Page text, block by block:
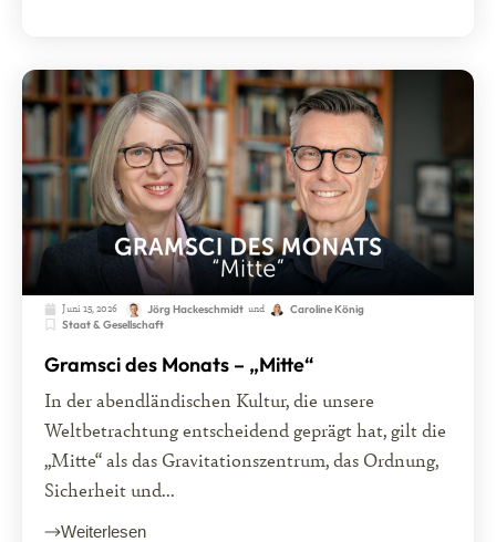
Juni 15, 2026 Jörg Hackeschmidt und
Caroline König
Staat & Gesellschaft
Gramsci des Monats – „Mitte“
In der abendländischen Kultur, die unsere
Weltbetrachtung entscheidend geprägt hat, gilt die
„Mitte“ als das Gravitationszentrum, das Ordnung,
Sicherheit und...
Weiterlesen